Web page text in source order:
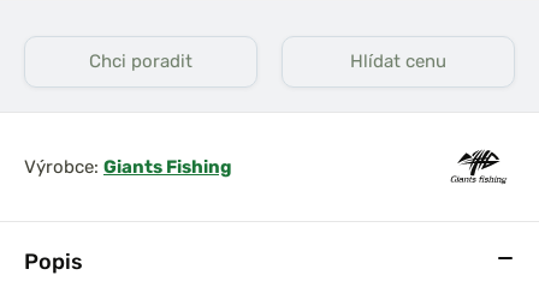
Popis
Chci poradit Hlídat cenu
Výrobce: Giants Fishing